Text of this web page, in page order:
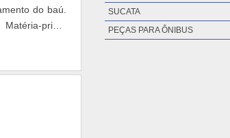
do baú.
prima
SUCATA
PEÇAS PARA ÔNIBUS